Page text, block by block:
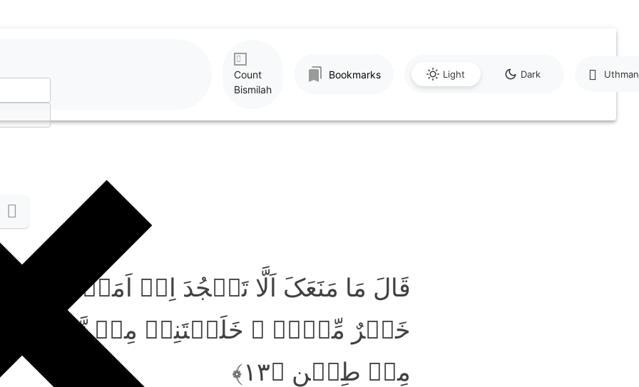
Count
Bismilah
Bookmarks Light Dark
قَالَ مَا مَنَعَکَ اَلَّا تَسۡجُدَ اِذۡ اَمَرۡتُکَ ؕ قَالَ
خَیۡرٌ مِّنۡہُ ۚ خَلَقۡتَنِیۡ مِنۡ نَّارٍ
مِنۡ طِیۡنٍ ﴿۱۳﴾